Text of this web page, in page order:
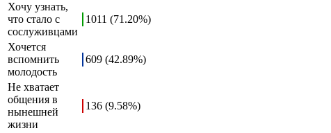
Хочу узнать,
что стало с
сослуживцами
1011 (71.20%)
Хочется
вспомнить
молодость
609 (42.89%)
Не хватает
общения в
нынешней
жизни
136 (9.58%)